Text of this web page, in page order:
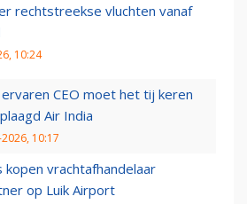
rechtstreekse vluchten vanaf
10:24
CEO moet het tij keren
Air India
10:17
kopen vrachtafhandelaar
op Luik Airport